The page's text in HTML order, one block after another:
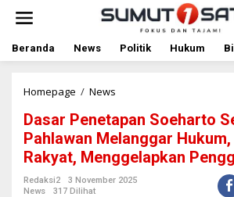
t
Beranda News Politik Hukum
Homepage / News
s
a
r
P
e
Dasar Penetapan Soeharto
Pahlawan Melanggar
Rakyat, Menggelapkan
Redaksi2
3 November 2025
News
317 Dilihat